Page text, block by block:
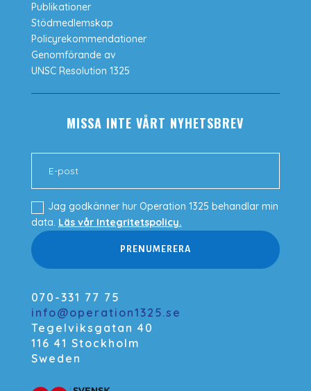
Publikationer
Stödmedlemskap
Policyrekommendationer
Genomförande av
UNSC Resolution 1325
MISSA INTE VÅRT NYHETSBREV
Jag godkänner hur Operation 1325 behandlar min
data. Läs vår Integritetspolicy.
PRENUMERERA
070-331 77 75
info@operation1325.se
Tegelviksgatan 40
116 41 Stockholm
Sweden